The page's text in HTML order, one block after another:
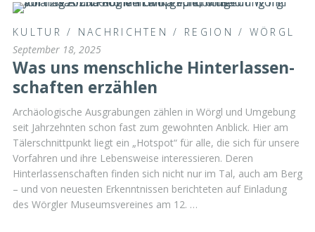
KULTUR / NACHRICHTEN / REGION / WÖRGL
September 18, 2025
Was uns menschliche Hinterlassen-
schaften erzählen
Archäologische Ausgrabungen zählen in Wörgl und Umgebung
seit Jahrzehnten schon fast zum gewohnten Anblick. Hier am
Tälerschnittpunkt liegt ein „Hotspot“ für alle, die sich für unsere
Vorfahren und ihre Lebensweise interessieren. Deren
Hinterlassenschaften finden sich nicht nur im Tal, auch am Berg
– und von neuesten Erkenntnissen berichteten auf Einladung
des Wörgler Museumsvereines am 12. …